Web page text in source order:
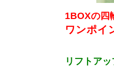
1BOXの四
ワンポイ
リフトア